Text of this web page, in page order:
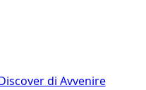
di Avvenire